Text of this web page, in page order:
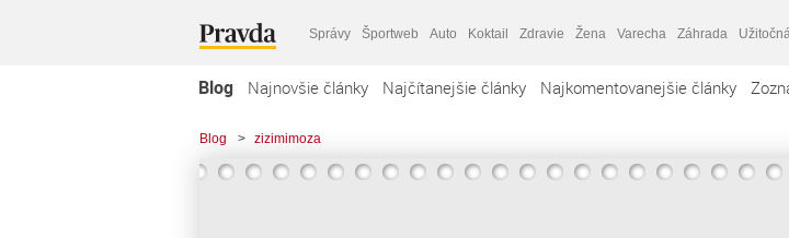
Správy Športweb Auto Koktail Zdravie Žena Varecha Záhrada Užitočná
Blog Najnovšie články Najčítanejšie články Najkomentovanejšie články
Blog > zizimimoza